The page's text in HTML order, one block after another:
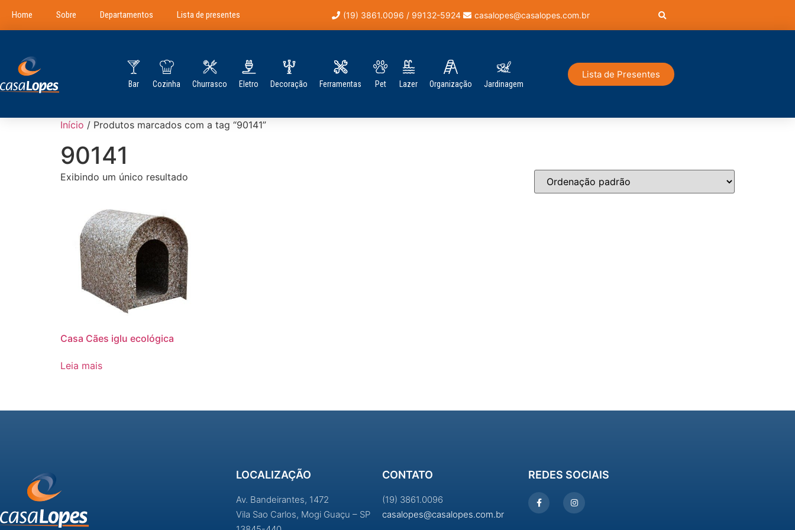
Home Sobre Departamentos Lista de presentes (19) 3861.0096 / 99132-5924 casalopes@casalopes.com.br
Bar Cozinha Churrasco Eletro Decoração Ferramentas Pet Lazer Organização Jardinagem
Lista de Presentes
Início / Produtos marcados com a tag “90141”
90141
Exibindo um único resultado
Casa Cães iglu ecológica
Leia mais
LOCALIZAÇÃO
Av. Bandeirantes, 1472
Vila Sao Carlos, Mogi Guaçu – SP
CONTATO
(19) 3861.0096
casalopes@casalopes.com.br
REDES SOCIAIS